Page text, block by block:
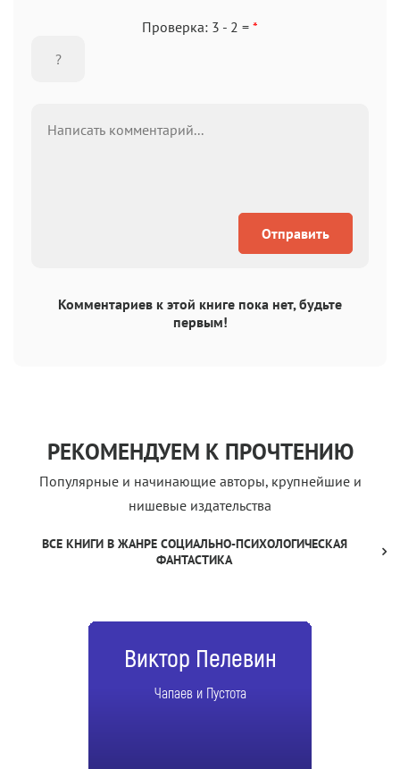
Проверка: 3 - 2 = *
Отправить
Комментариев к этой книге пока нет, будьте
первым!
РЕКОМЕНДУЕМ К ПРОЧТЕНИЮ
Популярные и начинающие авторы, крупнейшие и
нишевые издательства
ВСЕ КНИГИ В ЖАНРЕ СОЦИАЛЬНО-ПСИХОЛОГИЧЕСКАЯ
ФАНТАСТИКА
Виктор Пелевин
Чапаев и Пустота